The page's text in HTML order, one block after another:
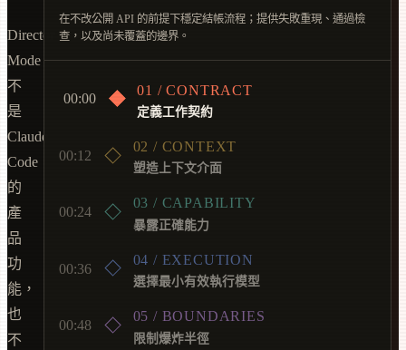
Director
Mode
不
是
Claude
Code
的
產
品
功
能，
也
不
在不改公開 API 的前提下穩定結帳流程；提供失敗重現、通過檢
查，以及尚未覆蓋的邊界。
00:00
01 / CONTRACT
定義工作契約
00:12
02 / CONTEXT
塑造上下文介面
00:24
03 / CAPABILITY
暴露正確能力
00:36
04 / EXECUTION
選擇最小有效執行模型
00:48
05 / BOUNDARIES
限制爆炸半徑